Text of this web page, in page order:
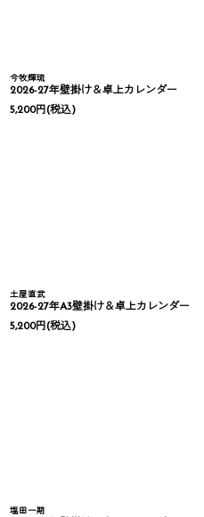
今牧輝琉
2026-27年壁掛け＆卓上カレンダー
5,200円(税込)
土屋直武
2026-27年A3壁掛け＆卓上カレンダー
5,200円(税込)
塩田一期